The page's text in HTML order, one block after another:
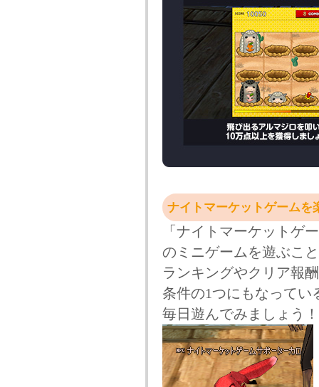
ナイトマーケットゲームを
「ナイトマーケットゲ
のミニゲームを遊ぶこ
ランキングやクリア報
条件の1つにもなってい
毎日遊んでみましょう！